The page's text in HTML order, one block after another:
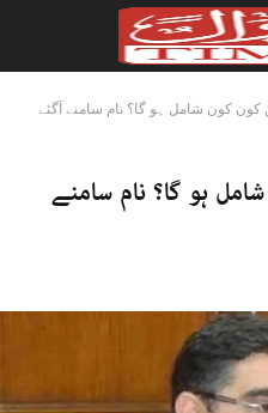
کون کون شامل ہو گا؟ نام سامنے آگئے
ہو گا؟ نام سامنے